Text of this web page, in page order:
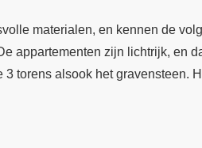
materialen, en kennen de
appartementen zijn lichtrijk, en
torens alsook het gravensteen.